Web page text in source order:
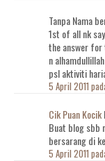
Tanpa Nama
1st of all nk
the answer for
n
psl aktiviti
5 April 2011
Cik Puan Kocik
Buat blog sbb
bersarang di
5 April 2011